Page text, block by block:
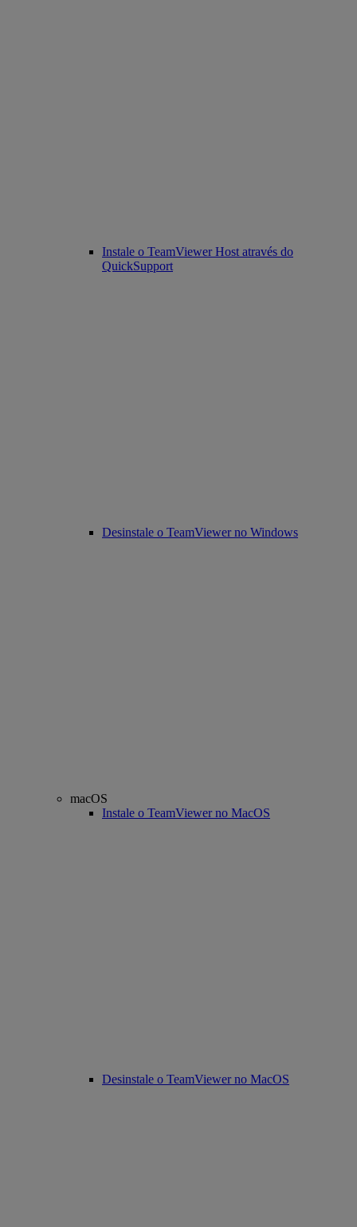
Instale o TeamViewer Host através do
QuickSupport
Desinstale o TeamViewer no Windows
macOS
Instale o TeamViewer no MacOS
Desinstale o TeamViewer no MacOS